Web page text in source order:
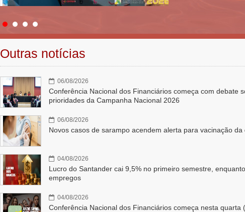
Outras notícias
06/08/2026
Conferência Nacional dos Financiários começa com debate
prioridades da Campanha Nacional 2026
06/08/2026
Novos casos de sarampo acendem alerta para vacinação da
04/08/2026
Lucro do Santander cai 9,5% no primeiro semestre,
empregos
04/08/2026
Conferência Nacional dos Financiários começa nesta quarta